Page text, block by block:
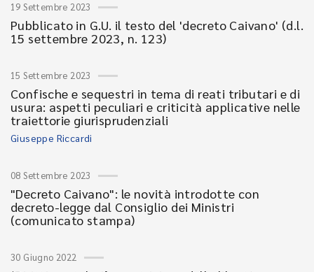
19 Settembre 2023
Pubblicato in G.U. il testo del 'decreto Caivano' (d.l.
15 settembre 2023, n. 123)
15 Settembre 2023
Confische e sequestri in tema di reati tributari e di
usura: aspetti peculiari e criticità applicative nelle
traiettorie giurisprudenziali
Giuseppe Riccardi
08 Settembre 2023
"Decreto Caivano": le novità introdotte con
decreto-legge dal Consiglio dei Ministri
(comunicato stampa)
30 Giugno 2022